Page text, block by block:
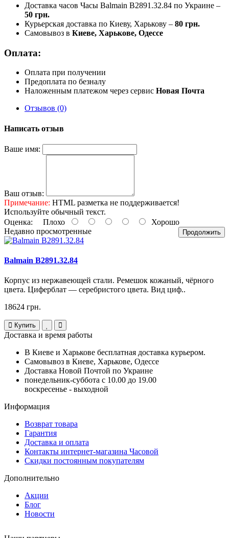
Доставка часов Часы Balmain B2891.32.84 по Украине –
50 грн.
Курьерская доставка по Киеву, Харькову – 80 грн.
Самовывоз в Киеве, Харькове, Одессе
Оплата:
Оплата при получении
Предоплата по безналу
Наложенным платежом через сервис Новая Почта
Отзывов (0)
Написать отзыв
Ваше имя:
Ваш отзыв:
Примечание: HTML разметка не поддерживается!
Используйте обычный текст.
Оценка: Плохо Хорошо
Продолжить
Недавно просмотренные
Balmain B2891.32.84
Корпус из нержавеющей стали. Ремешок кожаный, чёрного
цвета. Циферблат — серебристого цвета. Вид циф..
18624 грн.
Купить
Доставка и время работы
В Киеве и Харькове бесплатная доставка курьером.
Самовывоз в Киеве, Харькове, Одессе
Доставка Новой Почтой по Украине
понедельник-суббота с 10.00 до 19.00
воскресенье - выходной
Информация
Возврат товара
Гарантия
Доставка и оплата
Контакты интернет-магазина Часовой
Скидки постоянным покупателям
Дополнительно
Акции
Блог
Новости